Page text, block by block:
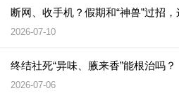
断网、收手机？假期和“神兽”过招
2026-07-10
终结社死“异味、腋来香”能根治吗？
2026-07-06